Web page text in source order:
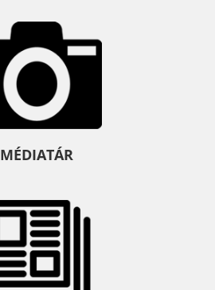
MÉDIATÁR